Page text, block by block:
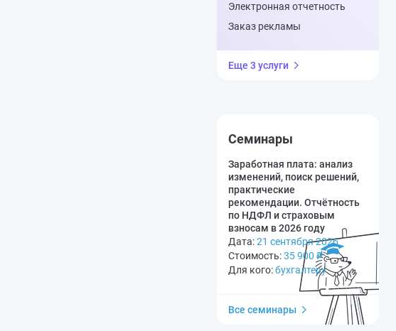
Электронная отчетность
Заказ рекламы
Еще 3 услуги
Семинары
Заработная плата: анализ
изменений, поиск решений,
практические
рекомендации. Отчётность
по НДФЛ и страховым
взносам в 2026 году
Дата:21 сентября 2026
Стоимость:35 900 ₽
Для кого:бухгалтеру
Все семинары